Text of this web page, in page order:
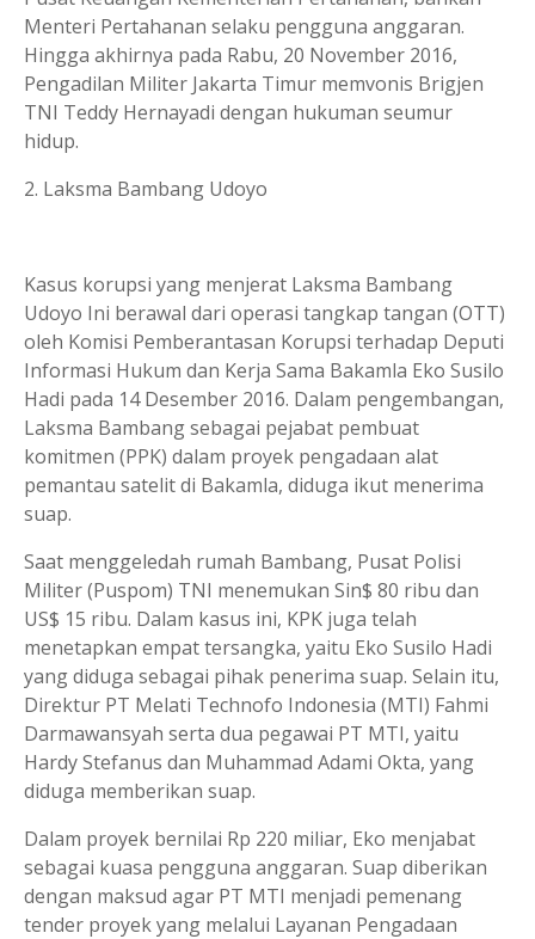
Menteri Pertahanan selaku pengguna anggaran.
Hingga akhirnya pada Rabu, 20 November 2016,
Pengadilan Militer Jakarta Timur memvonis Brigjen
TNI Teddy Hernayadi dengan hukuman seumur
hidup.
2. Laksma Bambang Udoyo
Kasus korupsi yang menjerat Laksma Bambang
Udoyo Ini berawal dari operasi tangkap tangan (OTT)
oleh Komisi Pemberantasan Korupsi terhadap Deputi
Informasi Hukum dan Kerja Sama Bakamla Eko Susilo
Hadi pada 14 Desember 2016. Dalam pengembangan,
Laksma Bambang sebagai pejabat pembuat
komitmen (PPK) dalam proyek pengadaan alat
pemantau satelit di Bakamla, diduga ikut menerima
suap.
Saat menggeledah rumah Bambang, Pusat Polisi
Militer (Puspom) TNI menemukan Sin$ 80 ribu dan
US$ 15 ribu. Dalam kasus ini, KPK juga telah
menetapkan empat tersangka, yaitu Eko Susilo Hadi
yang diduga sebagai pihak penerima suap. Selain itu,
Direktur PT Melati Technofo Indonesia (MTI) Fahmi
Darmawansyah serta dua pegawai PT MTI, yaitu
Hardy Stefanus dan Muhammad Adami Okta, yang
diduga memberikan suap.
Dalam proyek bernilai Rp 220 miliar, Eko menjabat
sebagai kuasa pengguna anggaran. Suap diberikan
dengan maksud agar PT MTI menjadi pemenang
tender proyek yang melalui Layanan Pengadaan